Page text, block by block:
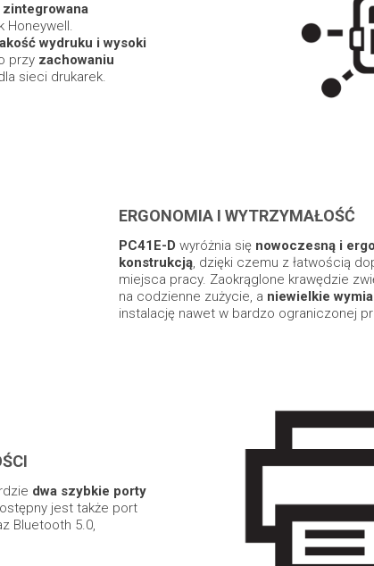
Honeywell.
wydruku i wysoki
przy zachowaniu
sieci drukarek.
ERGONOMIA I WYTRZYMAŁOŚĆ
PC41E-D wyróżnia się nowoczesną i
konstrukcją, dzięki czemu z łatwością
miejsca pracy. Zaokrąglone krawędzie
na codzienne zużycie, a niewielkie
instalację nawet w bardzo ograniczonej
dwa szybkie porty
jest także port
Bluetooth 5.0,